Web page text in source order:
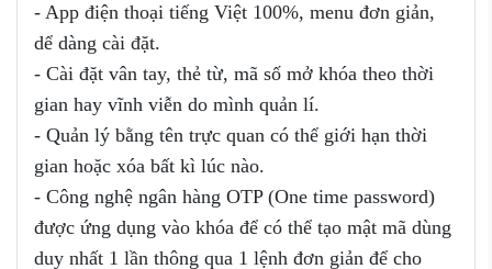
- App điện thoại tiếng Việt 100%, menu đơn giản,
dể dàng cài đặt.
- Cài đặt vân tay, thẻ từ, mã số mở khóa theo thời
gian hay vĩnh viễn do mình quản lí.
- Quản lý bằng tên trực quan có thể giới hạn thời
gian hoặc xóa bất kì lúc nào.
- Công nghệ ngân hàng OTP (One time password)
được ứng dụng vào khóa để có thể tạo mật mã dùng
duy nhất 1 lần thông qua 1 lệnh đơn giản để cho